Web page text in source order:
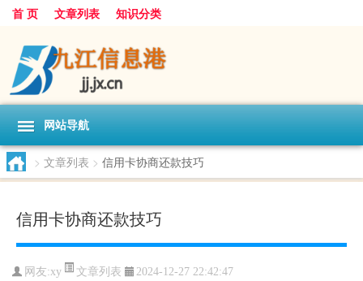
首 页 文章列表 知识分类
网站导航
> 文章列表 > 信用卡协商还款技巧
信用卡协商还款技巧
网友:xy 文章列表 2024-12-27 22:42:47